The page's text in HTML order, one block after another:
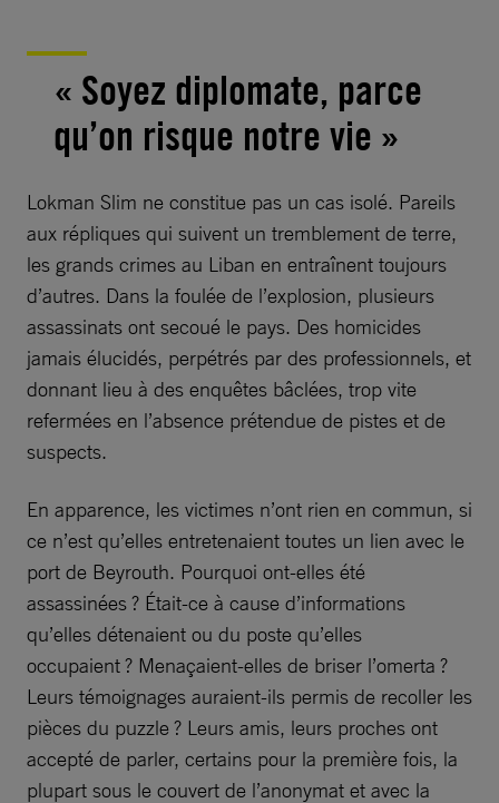
« Soyez diplomate, parce
qu’on risque notre vie »
Lokman Slim ne constitue pas un cas isolé. Pareils
aux répliques qui suivent un tremblement de terre,
les grands crimes au Liban en entraînent toujours
d’autres. Dans la foulée de l’explosion, plusieurs
assassinats ont secoué le pays. Des homicides
jamais élucidés, perpétrés par des professionnels, et
donnant lieu à des enquêtes bâclées, trop vite
refermées en l’absence prétendue de pistes et de
suspects.
En apparence, les victimes n’ont rien en commun, si
ce n’est qu’elles entretenaient toutes un lien avec le
port de Beyrouth. Pourquoi ont-elles été
assassinées ? Était-ce à cause d’informations
qu’elles détenaient ou du poste qu’elles
occupaient ? Menaçaient-elles de briser l’omerta ?
Leurs témoignages auraient-ils permis de recoller les
pièces du puzzle ? Leurs amis, leurs proches ont
accepté de parler, certains pour la première fois, la
plupart sous le couvert de l’anonymat et avec la